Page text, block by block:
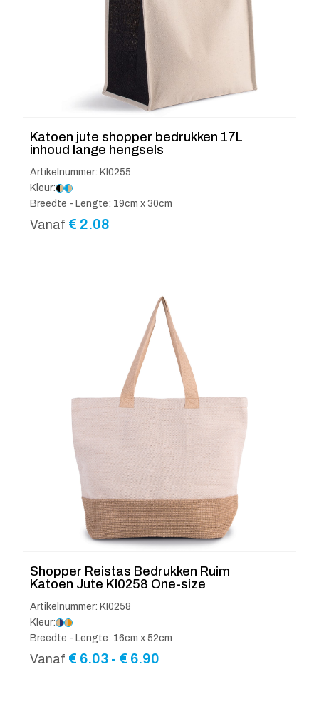
Katoen jute shopper bedrukken 17L
inhoud lange hengsels
Artikelnummer: KI0255
Kleur:
Breedte - Lengte: 19cm x 30cm
Vanaf € 2.08
Shopper Reistas Bedrukken Ruim
Katoen Jute KI0258 One-size
Artikelnummer: KI0258
Kleur:
Breedte - Lengte: 16cm x 52cm
Vanaf € 6.03 - € 6.90